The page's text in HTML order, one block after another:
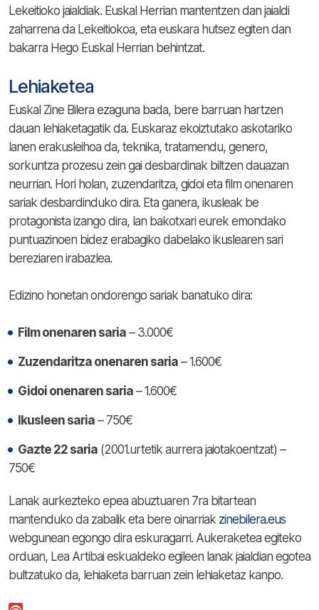
Lekeitioko jaialdiak. Euskal Herrian mantentzen dan jaialdi
zaharrena da Lekeitiokoa, eta euskara hutsez egiten dan
bakarra Hego Euskal Herrian behintzat.
Lehiaketea
Euskal Zine Bilera ezaguna bada, bere barruan hartzen
dauan lehiaketagatik da. Euskaraz ekoiztutako askotariko
lanen erakusleihoa da, teknika, tratamendu, genero,
sorkuntza prozesu zein gai desbardinak biltzen dauazan
neurrian. Hori holan, zuzendaritza, gidoi eta film onenaren
sariak desbardinduko dira. Eta ganera, ikusleak be
protagonista izango dira, lan bakotxari eurek emondako
puntuazinoen bidez erabagiko dabelako ikuslearen sari
bereziaren irabazlea.
Edizino honetan ondorengo sariak banatuko dira:
Film onenaren saria– 3.000€
Zuzendaritza onenaren saria– 1.600€
Gidoi onenaren saria– 1.600€
Ikusleen saria– 750€
Gazte 22 saria(2001.urtetik aurrera jaiotakoentzat) –
750€
Lanak aurkezteko epea abuztuaren 7ra bitartean
mantenduko da zabalik eta bere oinarriak zinebilera.eus
webgunean egongo dira eskuragarri. Aukeraketea egiteko
orduan, Lea Artibai eskualdeko egileen lanak jaialdian egotea
bultzatuko da, lehiaketa barruan zein lehiaketaz kanpo.